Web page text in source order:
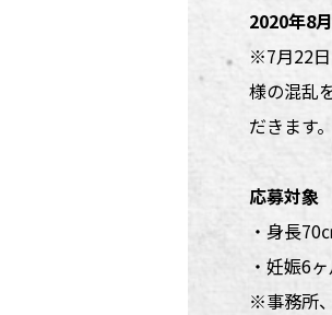
2020年8
※7月22日
様の混乱
だきます。
応募対象
・身長
・妊娠6
※事務所